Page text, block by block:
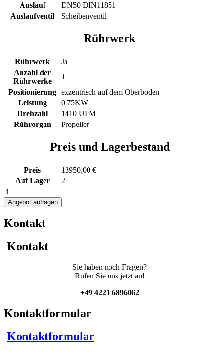
Auslauf
DN50 DIN11851
Auslaufventil
Scheibenventil
Rührwerk
Rührwerk
Ja
Anzahl der
Rührwerke
1
Positionierung exzentrisch auf dem Oberboden
Leistung
0,75KW
Drehzahl
1410 UPM
Rührorgan
Propeller
Preis und Lagerbestand
Preis
13950,00 €
Auf Lager
2
1200L
elektrisch
beheizter
mit
und
Propellerrührwerk
Angebot anfragen
Kontakt
Kontakt
Sie haben noch Fragen?
Rufen Sie uns jetzt an!
+49 4221 6896062
Kontaktformular
Kontaktformular